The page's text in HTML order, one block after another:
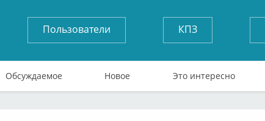
Пользователи КПЗ
Обсуждаемое Новое Это интересно